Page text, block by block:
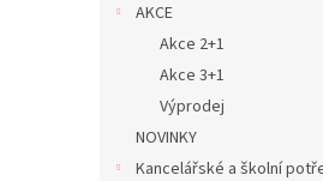
AKCE
Akce 2+1
Akce 3+1
Výprodej
NOVINKY
Kancelářské a školní